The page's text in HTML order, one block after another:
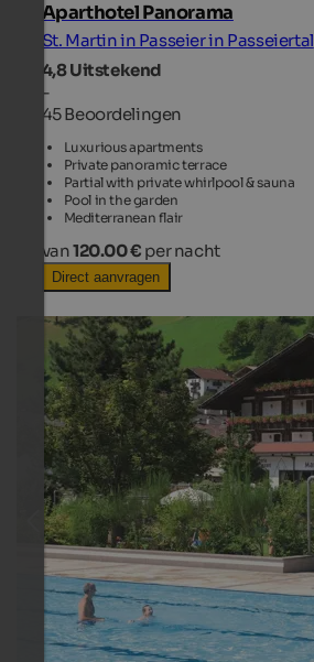
Aparthotel Panorama
St. Martin in Passeier in Passeiertal
4,8Uitstekend
-
45 Beoordelingen
Luxurious apartments
Private panoramic terrace
Partial with private whirlpool & sauna
Pool in the garden
Mediterranean flair
van120.00 € per nacht
Direct aanvragen